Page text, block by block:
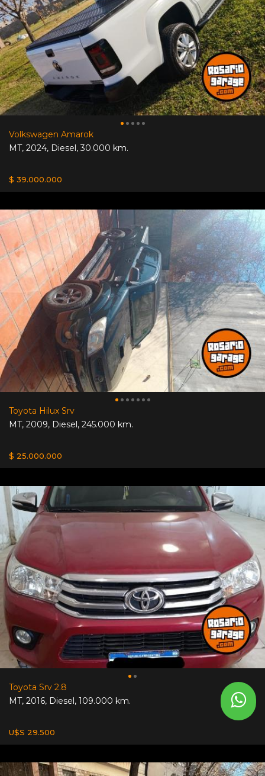
Volkswagen Amarok
MT, 2024, Diesel,30.000 km.
$ 39.000.000
Toyota Hilux Srv
MT, 2009, Diesel, 245.000 km.
$ 25.000.000
Toyota Srv 2.8
MT, 2016, Diesel, 109.000 km.
U$S 29.500